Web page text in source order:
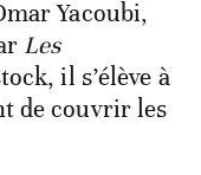
Yacoubi,
Les
il s’élève à
de couvrir les